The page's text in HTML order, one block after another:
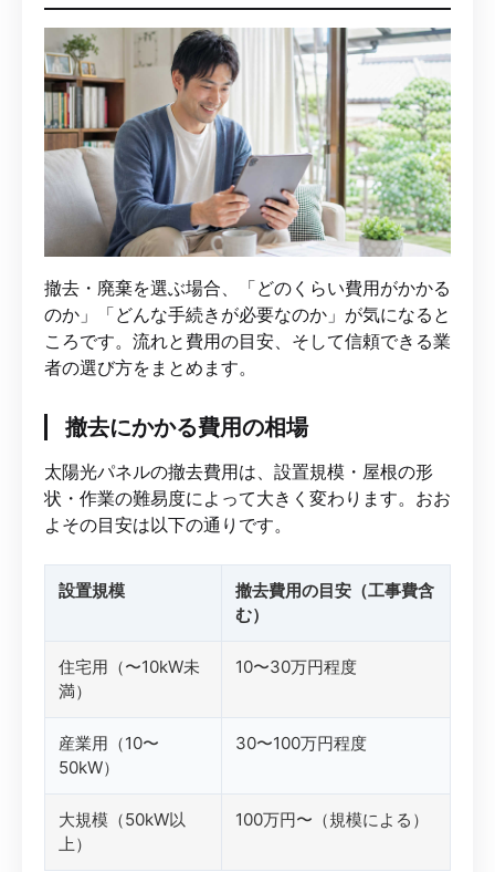
撤去・廃棄を選ぶ場合、「どのくらい費用がかかる
のか」「どんな手続きが必要なのか」が気になると
ころです。流れと費用の目安、そして信頼できる業
者の選び方をまとめます。
撤去にかかる費用の相場
太陽光パネルの撤去費用は、設置規模・屋根の形
状・作業の難易度によって大きく変わります。おお
よその目安は以下の通りです。
設置規模
撤去費用の目安（工事費含
む）
住宅用（〜10kW未
満）
10〜30万円程度
産業用（10〜
50kW）
30〜100万円程度
大規模（50kW以
上）
100万円〜（規模による）